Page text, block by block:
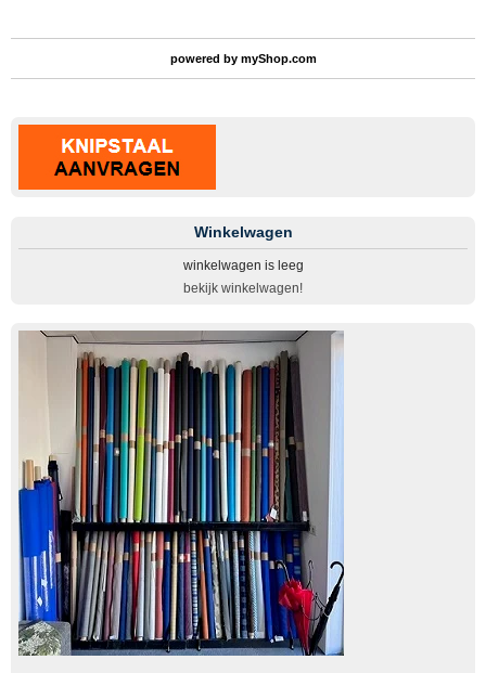
powered by myShop.com
Winkelwagen
winkelwagen is leeg
bekijk winkelwagen!